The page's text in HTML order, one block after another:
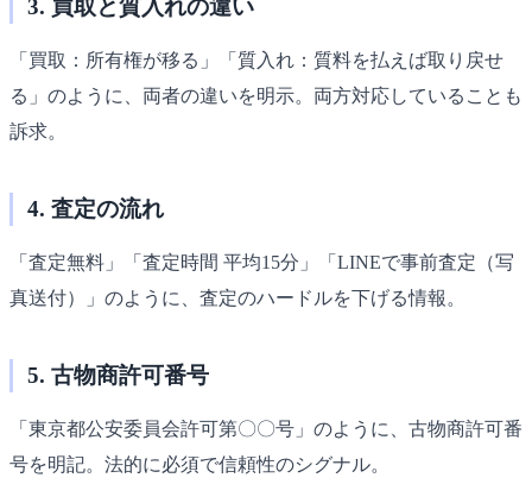
3. 買取と質入れの違い
「買取：所有権が移る」「質入れ：質料を払えば取り戻せ
る」のように、両者の違いを明示。両方対応していることも
訴求。
4. 査定の流れ
「査定無料」「査定時間 平均15分」「LINEで事前査定（写
真送付）」のように、査定のハードルを下げる情報。
5. 古物商許可番号
「東京都公安委員会許可第〇〇号」のように、古物商許可番
号を明記。法的に必須で信頼性のシグナル。